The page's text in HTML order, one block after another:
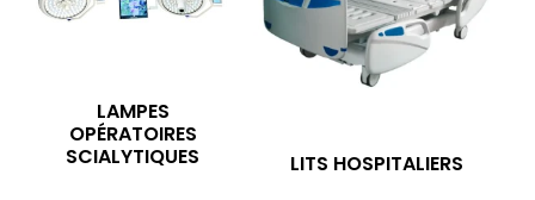
LAMPES
OPÉRATOIRES
SCIALYTIQUES
LITS HOSPITALIERS